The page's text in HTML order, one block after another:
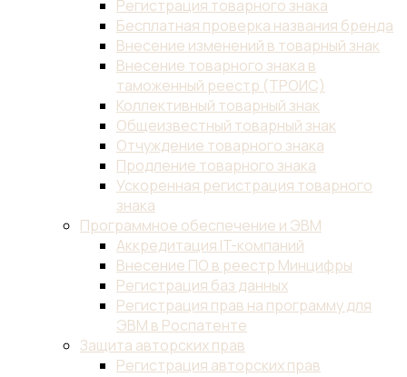
Регистрация товарного знака
Бесплатная проверка названия бренда
Внесение изменений в товарный знак
Внесение товарного знака в
таможенный реестр (ТРОИС)
Коллективный товарный знак
Общеизвестный товарный знак
Отчуждение товарного знака
Продление товарного знака
Ускоренная регистрация товарного
знака
Программное обеспечение и ЭВМ
Аккредитация IT-компаний
Внесение ПО в реестр Минцифры
Регистрация баз данных
Регистрация прав на программу для
ЭВМ в Роспатенте
Защита авторских прав
Регистрация авторских прав